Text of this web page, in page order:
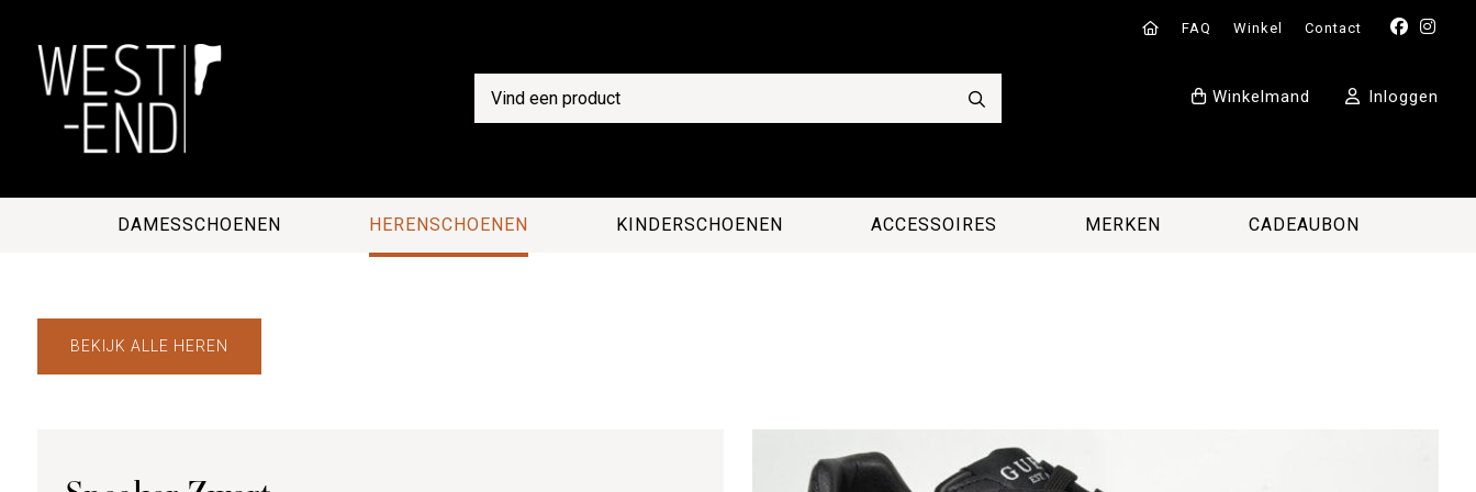
FAQ Winkel Contact
Inloggen
Winkelmand
DAMESSCHOENEN HERENSCHOENEN KINDERSCHOENEN ACCESSOIRES MERKEN CADEAUBON
BEKIJK ALLE HEREN